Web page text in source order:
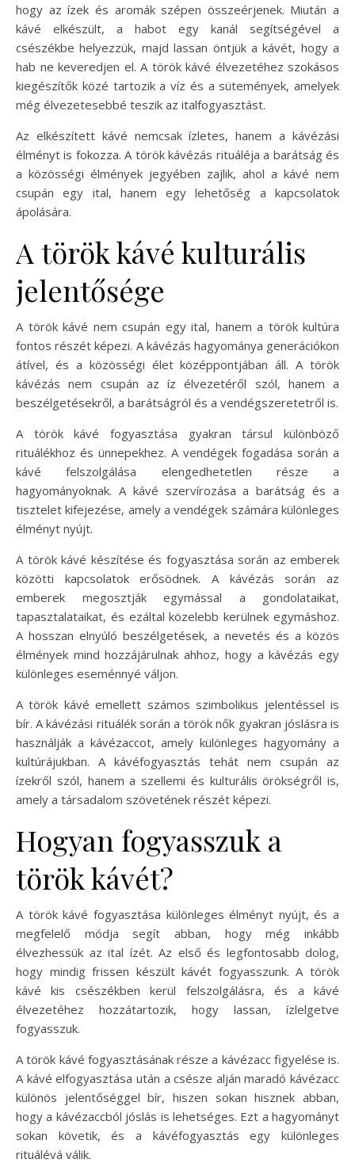
hogy az ízek és aromák szépen összeérjenek. Miután a
kávé elkészült, a habot egy kanál segítségével a
csészékbe helyezzük, majd lassan öntjük a kávét, hogy a
hab ne keveredjen el. A török kávé élvezetéhez szokásos
kiegészítők közé tartozik a víz és a sütemények, amelyek
még élvezetesebbé teszik az italfogyasztást.
Az elkészített kávé nemcsak ízletes, hanem a kávézási
élményt is fokozza. A török kávézás rituáléja a barátság és
a közösségi élmények jegyében zajlik, ahol a kávé nem
csupán egy ital, hanem egy lehetőség a kapcsolatok
ápolására.
A török kávé kulturális
jelentősége
A török kávé nem csupán egy ital, hanem a török kultúra
fontos részét képezi. A kávézás hagyománya generációkon
átível, és a közösségi élet középpontjában áll. A török
kávézás nem csupán az íz élvezetéről szól, hanem a
beszélgetésekről, a barátságról és a vendégszeretetről is.
A török kávé fogyasztása gyakran társul különböző
rituálékhoz és ünnepekhez. A vendégek fogadása során a
kávé felszolgálása elengedhetetlen része a
hagyományoknak. A kávé szervírozása a barátság és a
tisztelet kifejezése, amely a vendégek számára különleges
élményt nyújt.
A török kávé készítése és fogyasztása során az emberek
közötti kapcsolatok erősödnek. A kávézás során az
emberek megosztják egymással a gondolataikat,
tapasztalataikat, és ezáltal közelebb kerülnek egymáshoz.
A hosszan elnyúló beszélgetések, a nevetés és a közös
élmények mind hozzájárulnak ahhoz, hogy a kávézás egy
különleges eseménnyé váljon.
A török kávé emellett számos szimbolikus jelentéssel is
bír. A kávézási rituálék során a török nők gyakran jóslásra is
használják a kávézaccot, amely különleges hagyomány a
kultúrájukban. A kávéfogyasztás tehát nem csupán az
ízekről szól, hanem a szellemi és kulturális örökségről is,
amely a társadalom szövetének részét képezi.
Hogyan fogyasszuk a
török kávét?
A török kávé fogyasztása különleges élményt nyújt, és a
megfelelő módja segít abban, hogy még inkább
élvezhessük az ital ízét. Az első és legfontosabb dolog,
hogy mindig frissen készült kávét fogyasszunk. A török
kávé kis csészékben kerül felszolgálásra, és a kávé
élvezetéhez hozzátartozik, hogy lassan, ízlelgetve
fogyasszuk.
A török kávé fogyasztásának része a kávézacc figyelése is.
A kávé elfogyasztása után a csésze alján maradó kávézacc
különös jelentőséggel bír, hiszen sokan hisznek abban,
hogy a kávézaccból jóslás is lehetséges. Ezt a hagyományt
sokan követik, és a kávéfogyasztás egy különleges
rituálévá válik.